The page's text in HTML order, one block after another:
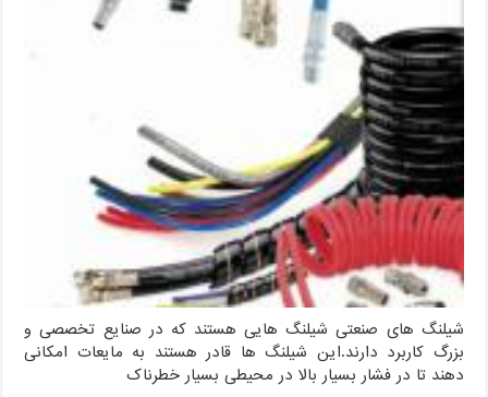
شیلنگ های صنعتی شیلنگ هایی هستند که در صنایع تخصصی و
بزرگ کاربرد دارند.این شیلنگ ها قادر هستند به مایعات امکانی
دهند تا در فشار بسیار بالا در محیطی بسیار خطرناک